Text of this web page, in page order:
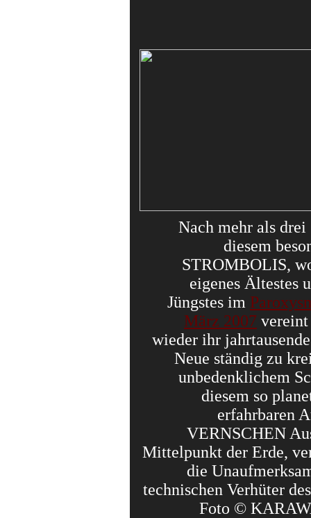
Nach mehr als drei
diesem
STROMBOLIS,
eigenes Ältestes
Jüngstes im
März 2007 vereint
wieder ihr
Neue ständig zu
unbedenklichem
diesem so
erfahrbaren
VERNSCHEN
Mittelpunkt der Erde,
die
technischen Verhüter
Foto ©